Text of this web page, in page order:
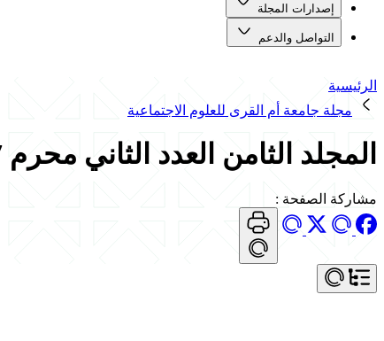
إصدارات المجلة
التواصل والدعم
الرئيسية
مجلة جامعة أم القرى للعلوم الاجتماعية
المجلد الثامن العدد الثاني محرم 1437هـ / أبريل 2016م
مشاركة الصفحة :